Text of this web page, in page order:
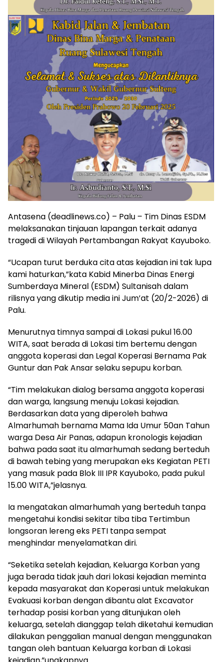
Antasena (deadlinews.co) – Palu – Tim Dinas ESDM
melaksanakan tinjauan lapangan terkait adanya
tragedi di Wilayah Pertambangan Rakyat Kayuboko.
“Ucapan turut berduka cita atas kejadian ini tak lupa
kami haturkan,”kata Kabid Minerba Dinas Energi
Sumberdaya Mineral (ESDM) Sultanisah dalam
rilisnya yang dikutip media ini Jum’at (20/2-2026) di
Palu.
Menurutnya timnya sampai di Lokasi pukul 16.00
WITA, saat berada di Lokasi tim bertemu dengan
anggota koperasi dan Legal Koperasi Bernama Pak
Guntur dan Pak Ansar selaku sepupu korban.
“Tim melakukan dialog bersama anggota koperasi
dan warga, langsung menuju Lokasi kejadian.
Berdasarkan data yang diperoleh bahwa
Almarhumah bernama Mama Ida Umur 50an Tahun
warga Desa Air Panas, adapun kronologis kejadian
bahwa pada saat itu almarhumah sedang berteduh
di bawah tebing yang merupakan eks Kegiatan PETI
yang masuk pada Blok III IPR Kayuboko, pada pukul
15.00 WITA,”jelasnya.
Ia mengatakan almarhumah yang berteduh tanpa
mengetahui kondisi sekitar tiba tiba Tertimbun
longsoran lereng eks PETI tanpa sempat
menghindar menyelamatkan diri.
“Seketika setelah kejadian, Keluarga Korban yang
juga berada tidak jauh dari lokasi kejadian meminta
kepada masyarakat dan Koperasi untuk melakukan
Evakuasi korban dengan dibantu alat Excavator
terhadap posisi korban yang ditunjukan oleh
keluarga, setelah dianggap telah diketahui kemudian
dilakukan penggalian manual dengan menggunakan
tangan oleh bantuan Keluarga korban di Lokasi